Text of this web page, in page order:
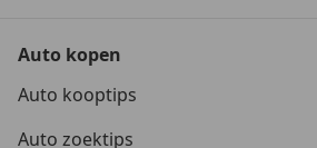
Auto kopen
Auto kooptips
Auto zoektips